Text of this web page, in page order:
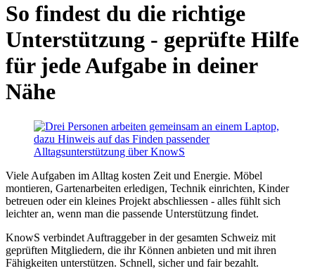
So findest du die richtige
Unterstützung - geprüfte Hilfe
für jede Aufgabe in deiner
Nähe
Viele Aufgaben im Alltag kosten Zeit und Energie. Möbel
montieren, Gartenarbeiten erledigen, Technik einrichten, Kinder
betreuen oder ein kleines Projekt abschliessen - alles fühlt sich
leichter an, wenn man die passende Unterstützung findet.
KnowS verbindet Auftraggeber in der gesamten Schweiz mit
geprüften Mitgliedern, die ihr Können anbieten und mit ihren
Fähigkeiten unterstützen. Schnell, sicher und fair bezahlt.